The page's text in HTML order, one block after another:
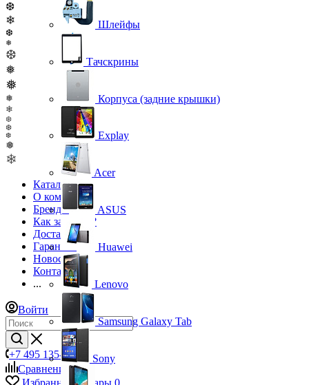
❆
❄
❆
❅
❆
❅
❅
❅
❄
❆
❆
❆
❅
❄
Каталог
О компании
Бренды
Как заказать?
Доставка
Гарантия
Новости
Контакты
...
Войти
+7 495 135-39-43
Сравнение0
Избранные товары 0
Шлейфы
Тачскрины
Корпуса (задние крышки)
Explay
Acer
ASUS
Huawei
Lenovo
Samsung Galaxy Tab
Sony